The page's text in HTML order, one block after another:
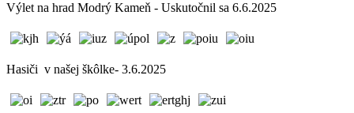
Výlet na hrad Modrý Kameň - Uskutočnil sa 6.6.2025
Hasiči v našej škôlke- 3.6.2025